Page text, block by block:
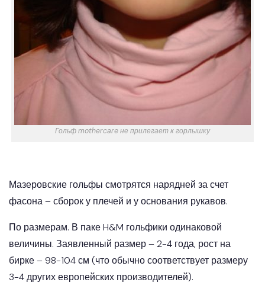
Гольф mothercare не прилегает к горлышку
Мазеровские гольфы смотрятся нарядней за счет
фасона – сборок у плечей и у основания рукавов.
По размерам. В паке H&M гольфики одинаковой
величины. Заявленный размер – 2-4 года, рост на
бирке – 98-104 см (что обычно соответствует размеру
3-4 других европейских производителей).